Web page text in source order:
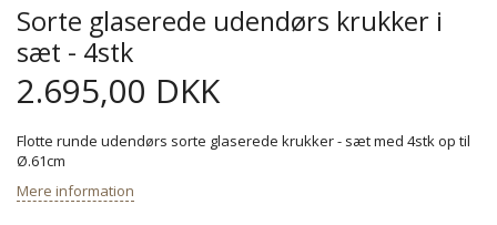
Sorte glaserede udendørs krukker i
sæt - 4stk
2.695,00 DKK
Flotte runde udendørs sorte glaserede krukker - sæt med 4stk op til
Ø.61cm
Mere information